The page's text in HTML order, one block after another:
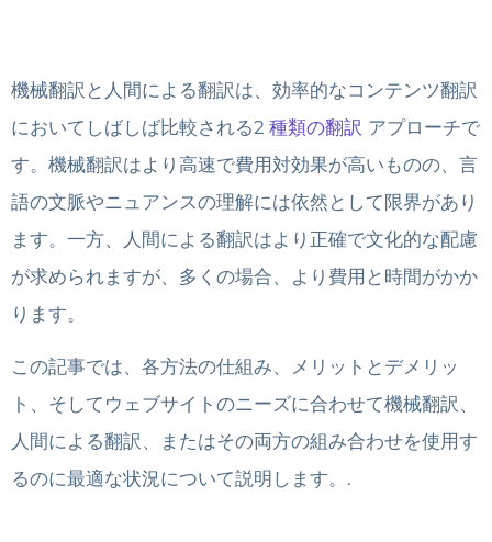
機械翻訳と人間による翻訳は、効率的なコンテンツ翻訳
においてしばしば比較される2 種類の翻訳 アプローチで
す。機械翻訳はより高速で費用対効果が高いものの、言
語の文脈やニュアンスの理解には依然として限界があり
ます。一方、人間による翻訳はより正確で文化的な配慮
が求められますが、多くの場合、より費用と時間がかか
ります。
この記事では、各方法の仕組み、メリットとデメリッ
ト、そしてウェブサイトのニーズに合わせて機械翻訳、
人間による翻訳、またはその両方の組み合わせを使用す
るのに最適な状況について説明します。.